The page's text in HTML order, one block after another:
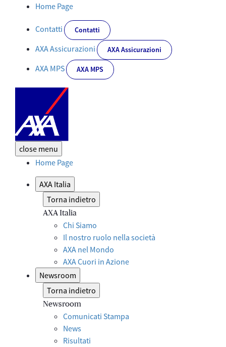
AXA Italia protagonista agli Insurance Communication Grand
Home Page
Contatti Contatti
AXA Assicurazioni AXA Assicurazioni
AXA MPS AXA MPS
close menu
Home Page
AXA Italia
Torna indietro
AXA Italia
Chi Siamo
Il nostro ruolo nella società
AXA nel Mondo
AXA Cuori in Azione
Newsroom
Torna indietro
Newsroom
Comunicati Stampa
News
Risultati